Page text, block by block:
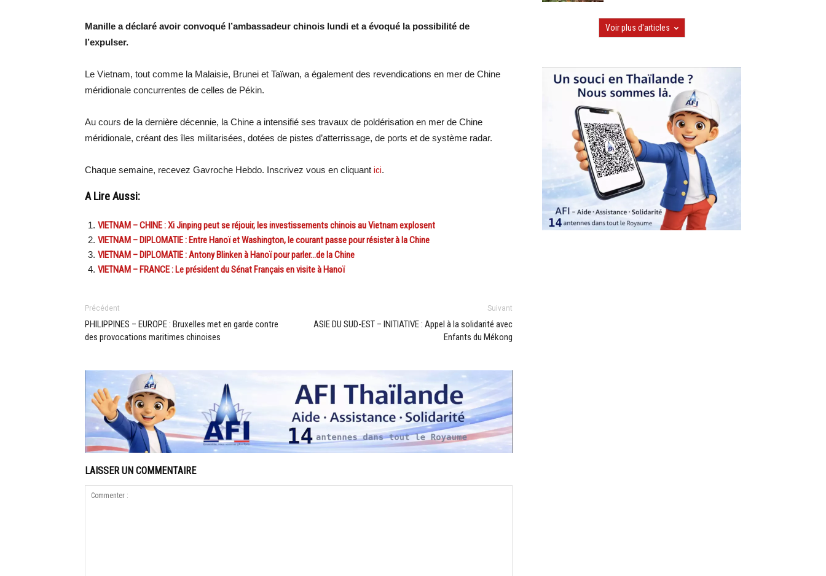
Manille a déclaré avoir convoqué l’ambassadeur chinois lundi et a évoqué la possibilité de
l’expulser.
Le Vietnam, tout comme la Malaisie, Brunei et Taïwan, a également des revendications en mer de Chine
méridionale concurrentes de celles de Pékin.
Au cours de la dernière décennie, la Chine a intensifié ses travaux de poldérisation en mer de Chine
méridionale, créant des îles militarisées, dotées de pistes d’atterrissage, de ports et de système radar.
Chaque semaine, recevez Gavroche Hebdo. Inscrivez vous en cliquant ici.
A Lire Aussi:
VIETNAM – CHINE : Xi Jinping peut se réjouir, les investissements chinois au Vietnam explosent
VIETNAM – DIPLOMATIE : Entre Hanoï et Washington, le courant passe pour résister à la Chine
VIETNAM – DIPLOMATIE : Antony Blinken à Hanoï pour parler…de la Chine
VIETNAM – FRANCE : Le président du Sénat Français en visite à Hanoï
Précédent
PHILIPPINES – EUROPE : Bruxelles met en garde contre
des provocations maritimes chinoises
Suivant
ASIE DU SUD-EST – INITIATIVE : Appel à la solidarité avec
Enfants du Mékong
LAISSER UN COMMENTAIRE
Voir plus d'articles